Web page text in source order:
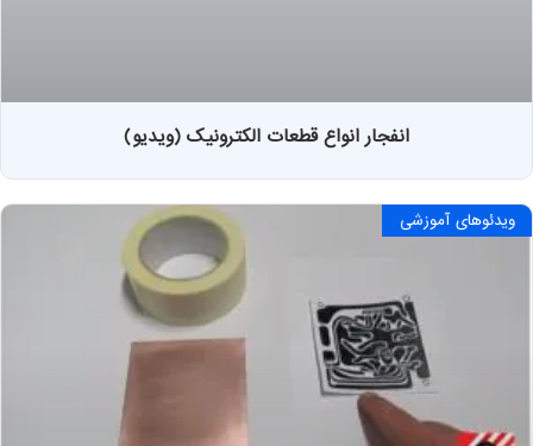
انفجار انواع قطعات الکترونیک (ویدیو)
ویدئوهای آموزشی